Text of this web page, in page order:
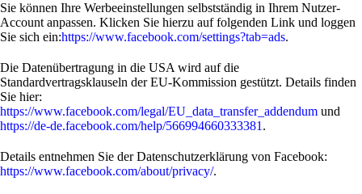
Sie können Ihre Werbeeinstellungen selbstständig in Ihrem Nutzer-
Account anpassen. Klicken Sie hierzu auf folgenden Link und loggen
Sie sich ein:https://www.facebook.com/settings?tab=ads.
Die Datenübertragung in die USA wird auf die
Standardvertragsklauseln der EU-Kommission gestützt. Details finden
Sie hier:
https://www.facebook.com/legal/EU_data_transfer_addendum und
https://de-de.facebook.com/help/566994660333381 .
Details entnehmen Sie der Datenschutzerklärung von Facebook:
https://www.facebook.com/about/privacy/.